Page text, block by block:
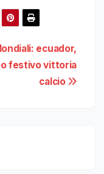
ecuador,
festivo vittoria
calcio